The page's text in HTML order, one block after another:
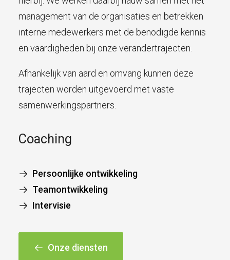
Coaching
Persoonlijke ontwikkeling
Teamontwikkeling
Intervisie
Onze diensten
management van de organisaties en betrekken
interne medewerkers met de benodigde kennis
en vaardigheden bij onze verandertrajecten.
Afhankelijk van aard en omvang kunnen deze
trajecten worden uitgevoerd met vaste
samenwerkingspartners.